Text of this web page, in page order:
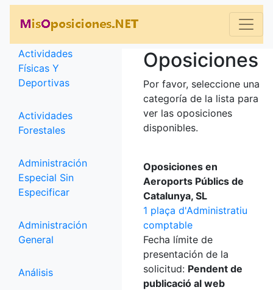
Categorías
Actividades
Físicas Y
Deportivas
Actividades
Forestales
Administración
Especial Sin
Especificar
Administración
General
Análisis
Oposiciones
Por favor, seleccione una
categoría de la lista para
ver las oposiciones
disponibles.
Oposiciones en
Aeroports Públics de
Catalunya, SL
1 plaça d'Administratiu
comptable
Fecha límite de
presentación de la
solicitud: Pendent de
publicació al web